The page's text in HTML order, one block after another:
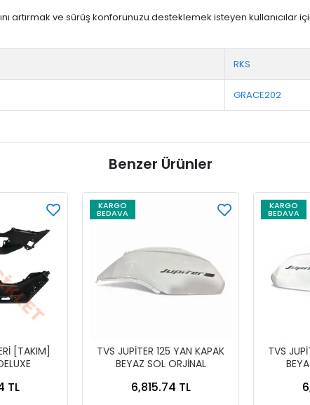
artırmak ve sürüş konforunuzu desteklemek isteyen
RKS
GRACE202
Benzer Ürünler
[TAKIM]
TL
KARGO
BEDAVA
TVS JUPİTER 125 YAN KAPAK
BEYAZ SOL ORJİNAL
6,815.74 TL
KARGO
BEDAVA
TVS